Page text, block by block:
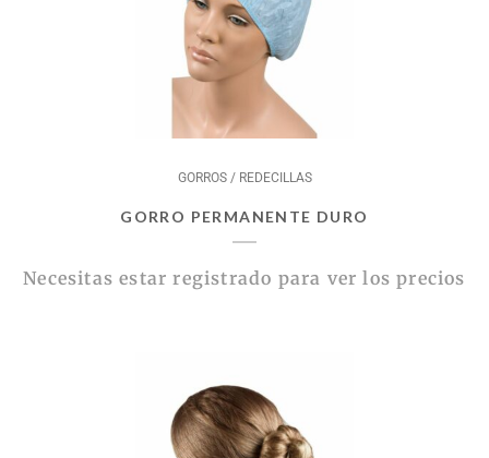
GORROS / REDECILLAS
GORRO PERMANENTE DURO
Necesitas estar registrado para ver los precios